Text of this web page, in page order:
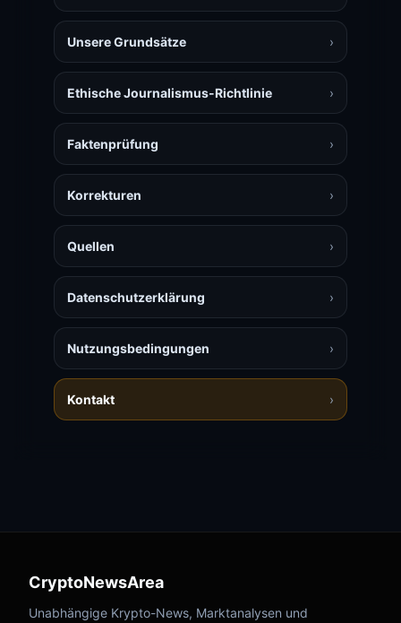
Unsere Grundsätze ›
Ethische Journalismus-Richtlinie ›
Faktenprüfung ›
Korrekturen ›
Quellen ›
Datenschutzerklärung ›
Nutzungsbedingungen ›
Kontakt ›
CryptoNewsArea
Unabhängige Krypto-News, Marktanalysen und